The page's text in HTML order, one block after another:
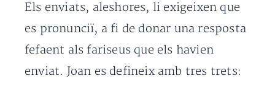
Els enviats, aleshores, li exigeixen que
es pronunciï, a fi de donar una resposta
fefaent als fariseus que els havien
enviat. Joan es defineix amb tres trets: